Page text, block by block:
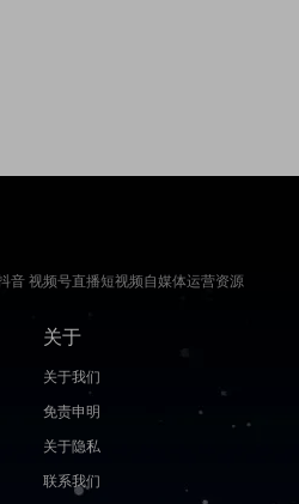
音 视频号直播短视频自媒体运营资源
关于
关于我们
免责申明
关于隐私
联系我们